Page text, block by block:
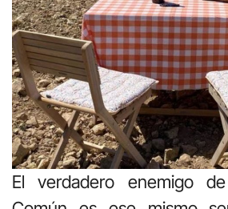
El verdadero enemigo